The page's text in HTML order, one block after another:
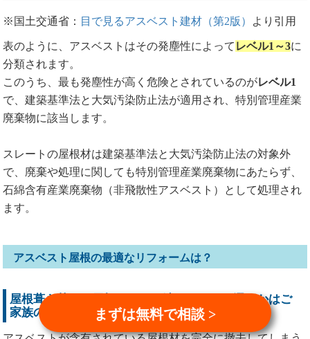
※国土交通省： 目で見るアスベスト建材（第2版） より引用
表のように、アスベストはその発塵性によって レベル1～3に
分類されます。
このうち、最も発塵性が高く危険とされているのがレベル1
で、建築基準法と大気汚染防止法が適用され、特別管理産業
廃棄物に該当します。
スレートの屋根材は建築基準法と大気汚染防止法の対象外
で、廃棄や処理に関しても特別管理産業廃棄物にあたらず、
石綿含有産業廃棄物（非飛散性アスベスト）として処理され
ます。
アスベスト屋根の最適なリフォームは？
屋根葺き替えと屋根カバー工法、どちらを選ぶかはご
家族のライフプラン次第まずは無料で相談 >